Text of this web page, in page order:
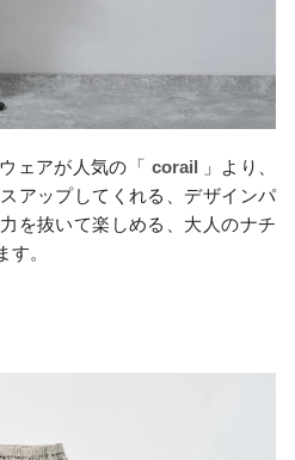
ェアが人気の「 corail 」より、
アップしてくれる、デザインパ
を抜いて楽しめる、大人のナチ
す。